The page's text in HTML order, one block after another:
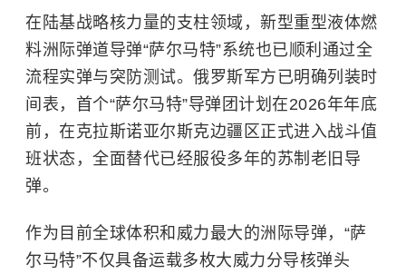
在陆基战略核力量的支柱领域，新型重型液体燃
料洲际弹道导弹“萨尔马特”系统也已顺利通过全
流程实弹与突防测试。俄罗斯军方已明确列装时
间表，首个“萨尔马特”导弹团计划在2026年年底
前，在克拉斯诺亚尔斯克边疆区正式进入战斗值
班状态，全面替代已经服役多年的苏制老旧导
弹。
作为目前全球体积和威力最大的洲际导弹，“萨
尔马特”不仅具备运载多枚大威力分导核弹头